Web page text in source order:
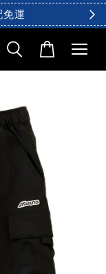
免運